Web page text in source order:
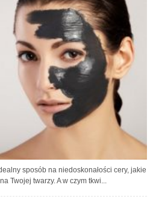
sposób na niedoskonałości cery, jakie
Twojej twarzy. A w czym tkwi...